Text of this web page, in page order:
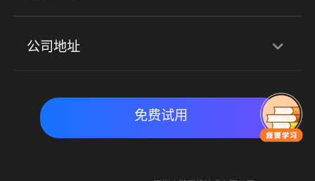
实时私域带货 数字化运营
公司地址
北京地址：北京市朝阳区朝外大街乙6号23层
免费试用